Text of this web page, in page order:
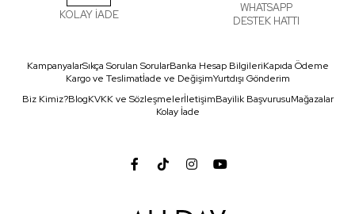
KOLAY İADE
WHATSAPP
DESTEK HATTI
KampanyalarSıkça Sorulan SorularBanka Hesap BilgileriKapıda Ödeme
Kargo ve Teslimatİade ve DeğişimYurtdışı Gönderim
Biz Kimiz?BlogKVKK ve SözleşmelerİletişimBayilik BaşvurusuMağazalar
Kolay İade